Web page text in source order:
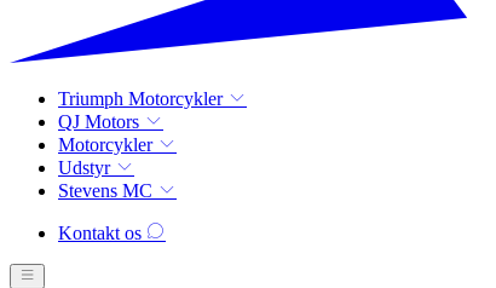
Triumph Motorcykler
QJ Motors
Motorcykler
Udstyr
Stevens MC
Kontakt os